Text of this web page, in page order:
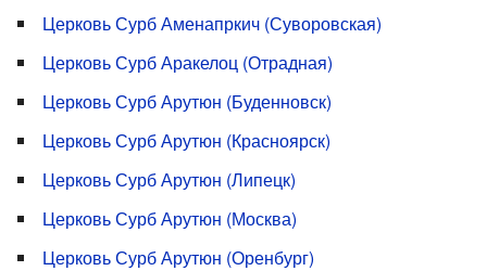
Церковь Сурб Аменапркич (Суворовская)
Церковь Сурб Аракелоц (Отрадная)
Церковь Сурб Арутюн (Буденновск)
Церковь Сурб Арутюн (Красноярск)
Церковь Сурб Арутюн (Липецк)
Церковь Сурб Арутюн (Москва)
Церковь Сурб Арутюн (Оренбург)